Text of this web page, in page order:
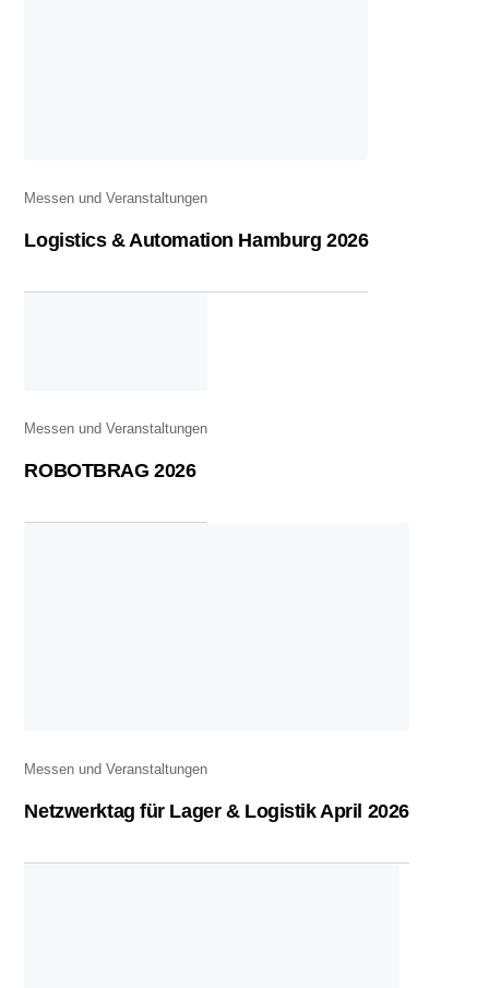
Messen und Veranstaltungen
Logistics & Automation Hamburg 2026
Messen und Veranstaltungen
ROBOTBRAG 2026
Messen und Veranstaltungen
Netzwerktag für Lager & Logistik April 2026